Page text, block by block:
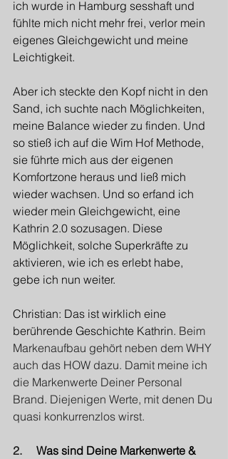
ich wurde in Hamburg sesshaft und
fühlte mich nicht mehr frei, verlor mein
eigenes Gleichgewicht und meine
Leichtigkeit.
Aber ich steckte den Kopf nicht in den
Sand, ich suchte nach Möglichkeiten,
meine Balance wieder zu finden. Und
so stieß ich auf die Wim Hof Methode,
sie führte mich aus der eigenen
Komfortzone heraus und ließ mich
wieder wachsen. Und so erfand ich
wieder mein Gleichgewicht, eine
Kathrin 2.0 sozusagen. Diese
Möglichkeit, solche Superkräfte zu
aktivieren, wie ich es erlebt habe,
gebe ich nun weiter.
Christian: Das ist wirklich eine
berührende Geschichte Kathrin. Beim
Markenaufbau gehört neben dem WHY
auch das HOW dazu. Damit meine ich
die Markenwerte Deiner Personal
Brand. Diejenigen Werte, mit denen Du
quasi konkurrenzlos wirst.
2. Was sind Deine Markenwerte &